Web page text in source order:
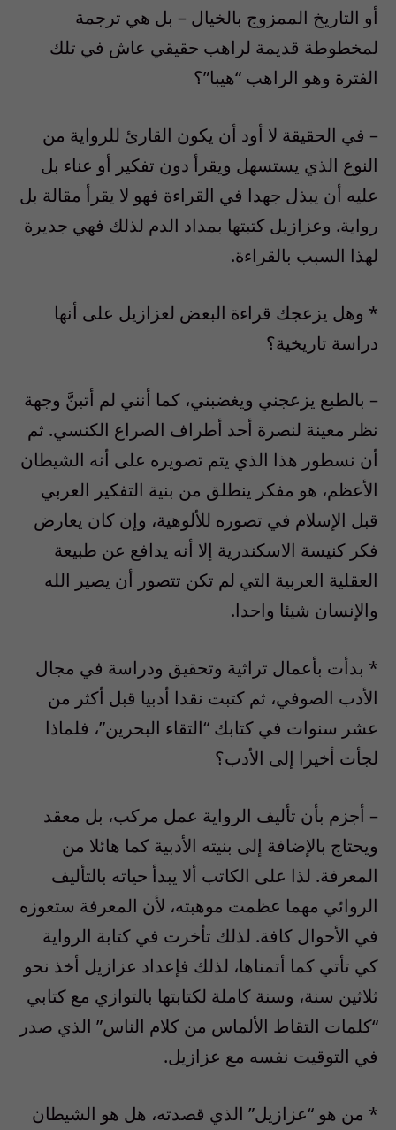
أو التاريخ الممزوج بالخيال – بل هي ترجمة
لمخطوطة قديمة لراهب حقيقي عاش في تلك
الفترة وهو الراهب “هيبا”؟
– في الحقيقة لا أود أن يكون القارئ للرواية من
النوع الذي يستسهل ويقرأ دون تفكير أو عناء بل
عليه أن يبذل جهدا في القراءة فهو لا يقرأ مقالة بل
رواية. وعزازيل كتبتها بمداد الدم لذلك فهي جديرة
لهذا السبب بالقراءة.
* وهل يزعجك قراءة البعض لعزازيل على أنها
دراسة تاريخية؟
– بالطبع يزعجني ويغضبني، كما أنني لم أتبنَّ وجهة
نظر معينة لنصرة أحد أطراف الصراع الكنسي. ثم
أن نسطور هذا الذي يتم تصويره على أنه الشيطان
الأعظم، هو مفكر ينطلق من بنية التفكير العربي
قبل الإسلام في تصوره للألوهية، وإن كان يعارض
فكر كنيسة الاسكندرية إلا أنه يدافع عن طبيعة
العقلية العربية التي لم تكن تتصور أن يصير الله
والإنسان شيئا واحدا.
* بدأت بأعمال تراثية وتحقيق ودراسة في مجال
الأدب الصوفي، ثم كتبت نقدا أدبيا قبل أكثر من
عشر سنوات في كتابك “التقاء البحرين”، فلماذا
لجأت أخيرا إلى الأدب؟
– أجزم بأن تأليف الرواية عمل مركب، بل معقد
ويحتاج بالإضافة إلى بنيته الأدبية كما هائلا من
المعرفة. لذا على الكاتب ألا يبدأ حياته بالتأليف
الروائي مهما عظمت موهبته، لأن المعرفة ستعوزه
في الأحوال كافة. لذلك تأخرت في كتابة الرواية
كي تأتي كما أتمناها، لذلك فإعداد عزازيل أخذ نحو
ثلاثين سنة، وسنة كاملة لكتابتها بالتوازي مع كتابي
“كلمات التقاط الألماس من كلام الناس” الذي صدر
في التوقيت نفسه مع عزازيل.
* من هو “عزازيل” الذي قصدته، هل هو الشيطان